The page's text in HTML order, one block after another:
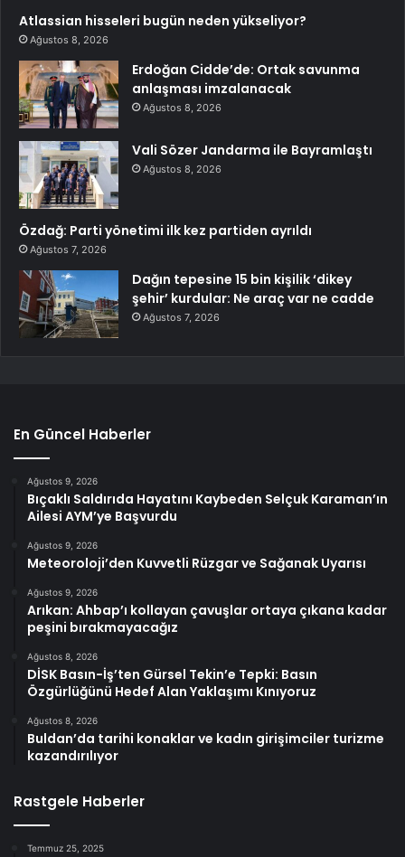
Atlassian hisseleri bugün neden yükseliyor?
Ağustos 8, 2026
Erdoğan Cidde’de: Ortak savunma
anlaşması imzalanacak
Ağustos 8, 2026
Vali Sözer Jandarma ile Bayramlaştı
Ağustos 8, 2026
Özdağ: Parti yönetimi ilk kez partiden ayrıldı
Ağustos 7, 2026
Dağın tepesine 15 bin kişilik ‘dikey
şehir’ kurdular: Ne araç var ne cadde
Ağustos 7, 2026
En Güncel Haberler
Ağustos 9, 2026
Bıçaklı Saldırıda Hayatını Kaybeden Selçuk Karaman’ın
Ailesi AYM’ye Başvurdu
Ağustos 9, 2026
Meteoroloji’den Kuvvetli Rüzgar ve Sağanak Uyarısı
Ağustos 9, 2026
Arıkan: Ahbap’ı kollayan çavuşlar ortaya çıkana kadar
peşini bırakmayacağız
Ağustos 8, 2026
DİSK Basın-İş’ten Gürsel Tekin’e Tepki: Basın
Özgürlüğünü Hedef Alan Yaklaşımı Kınıyoruz
Ağustos 8, 2026
Buldan’da tarihi konaklar ve kadın girişimciler turizme
kazandırılıyor
Rastgele Haberler
Temmuz 25, 2025